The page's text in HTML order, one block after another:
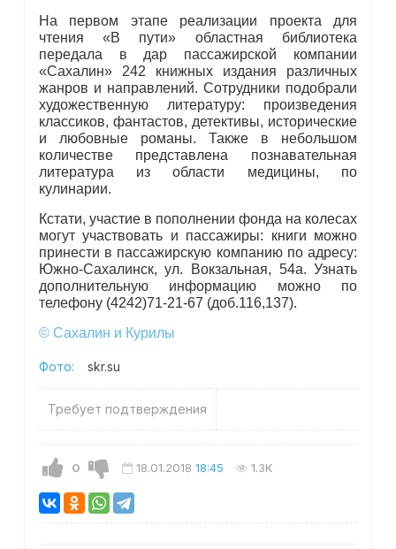
На первом этапе реализации проекта для
чтения «В пути» областная библиотека
передала в дар пассажирской компании
«Сахалин» 242 книжных издания различных
жанров и направлений. Сотрудники подобрали
художественную литературу: произведения
классиков, фантастов, детективы, исторические
и любовные романы. Также в небольшом
количестве представлена познавательная
литература из области медицины, по
кулинарии.
Кстати, участие в пополнении фонда на колесах
могут участвовать и пассажиры: книги можно
принести в пассажирскую компанию по адресу:
Южно-Сахалинск, ул. Вокзальная, 54а. Узнать
дополнительную информацию можно по
телефону (4242)71-21-67 (доб.116,137).
© Сахалин и Курилы
Фото: skr.su
Требует подтверждения
0 18.01.2018 18:45 1.3K